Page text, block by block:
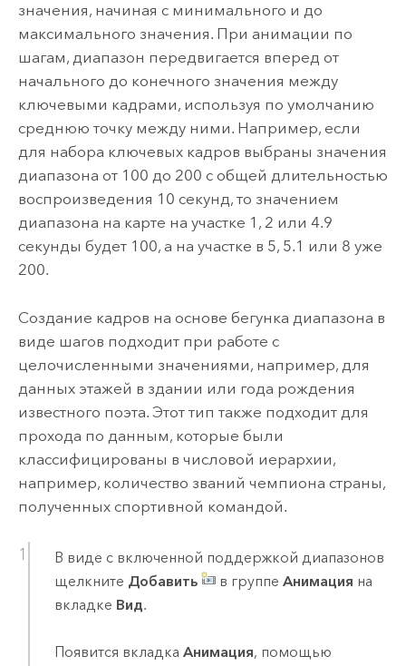
значения, начиная с минимального и до
максимального значения. При анимации по
шагам, диапазон передвигается вперед от
начального до конечного значения между
ключевыми кадрами, используя по умолчанию
среднюю точку между ними. Например, если
для набора ключевых кадров выбраны значения
диапазона от 100 до 200 с общей длительностью
воспроизведения 10 секунд, то значением
диапазона на карте на участке 1, 2 или 4.9
секунды будет 100, а на участке в 5, 5.1 или 8 уже
200.
Создание кадров на основе бегунка диапазона в
виде шагов подходит при работе с
целочисленными значениями, например, для
данных этажей в здании или года рождения
известного поэта. Этот тип также подходит для
прохода по данным, которые были
классифицированы в числовой иерархии,
например, количество званий чемпиона страны,
полученных спортивной командой.
В виде с включенной поддержкой диапазонов
щелкните Добавить в группе Анимация на
вкладке Вид.
Появится вкладка Анимация, помощью